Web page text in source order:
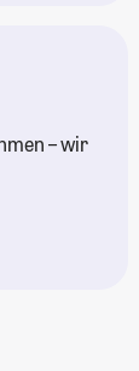
– wir